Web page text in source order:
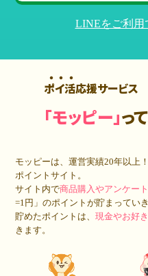
LINEをご利用
ポイ活応援サービス
「モッピー」っ
モッピーは、運営実績20年以上
ポイントサイト。
サイト内で商品購入やアンケー
=1円」のポイントが貯まっていき
貯めたポイントは、現金やお好
きます。